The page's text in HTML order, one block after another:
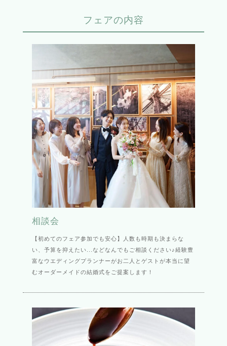
フェアの内容
相談会
【初めてのフェア参加でも安心】人数も時期も決まらな
い、予算を抑えたい...などなんでもご相談ください♪経験豊
富なウエディングプランナーがお二人とゲストが本当に望
むオーダーメイドの結婚式をご提案します！